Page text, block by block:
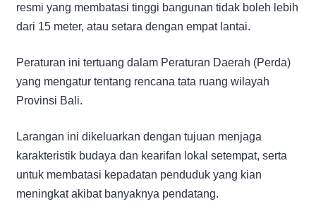
resmi yang membatasi tinggi bangunan tidak boleh lebih
dari 15 meter, atau setara dengan empat lantai.
Peraturan ini tertuang dalam Peraturan Daerah (Perda)
yang mengatur tentang rencana tata ruang wilayah
Provinsi Bali.
Larangan ini dikeluarkan dengan tujuan menjaga
karakteristik budaya dan kearifan lokal setempat, serta
untuk membatasi kepadatan penduduk yang kian
meningkat akibat banyaknya pendatang.